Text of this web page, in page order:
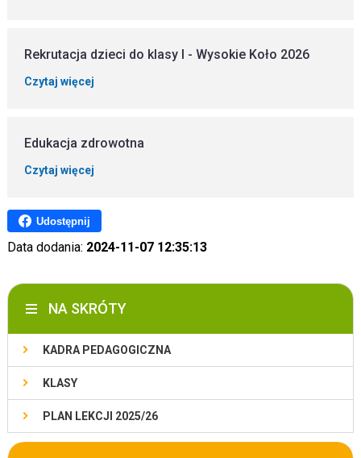
Rekrutacja dzieci do klasy I - Wysokie Koło 2026
Czytaj więcej
Edukacja zdrowotna
Czytaj więcej
Udostępnij
Data dodania: 2024-11-07 12:35:13
NA SKRÓTY
KADRA PEDAGOGICZNA
KLASY
PLAN LEKCJI 2025/26